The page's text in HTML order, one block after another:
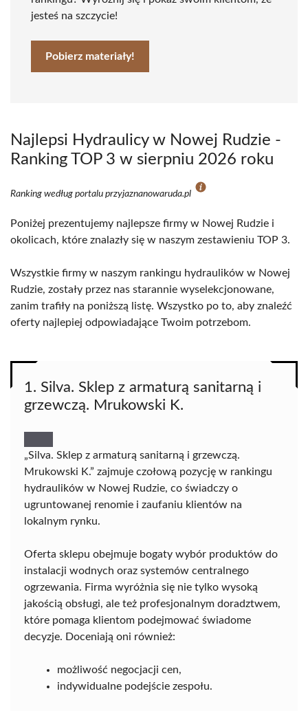
jesteś na szczycie!
Pobierz materiały!
Najlepsi Hydraulicy w Nowej Rudzie -
Ranking TOP 3 w sierpniu 2026 roku
Ranking według portalu przyjaznanowaruda.pl
Poniżej prezentujemy najlepsze firmy w Nowej Rudzie i
okolicach, które znalazły się w naszym zestawieniu TOP 3.
Wszystkie firmy w naszym rankingu hydraulików w Nowej
Rudzie, zostały przez nas starannie wyselekcjonowane,
zanim trafiły na poniższą listę. Wszystko po to, aby znaleźć
oferty najlepiej odpowiadające Twoim potrzebom.
1. Silva. Sklep z armaturą sanitarną i
grzewczą. Mrukowski K.
„Silva. Sklep z armaturą sanitarną i grzewczą.
Mrukowski K.” zajmuje czołową pozycję w rankingu
hydraulików w Nowej Rudzie, co świadczy o
ugruntowanej renomie i zaufaniu klientów na
lokalnym rynku.
Oferta sklepu obejmuje bogaty wybór produktów do
instalacji wodnych oraz systemów centralnego
ogrzewania. Firma wyróżnia się nie tylko wysoką
jakością obsługi, ale też profesjonalnym doradztwem,
które pomaga klientom podejmować świadome
decyzje. Doceniają oni również:
możliwość negocjacji cen,
indywidualne podejście zespołu.